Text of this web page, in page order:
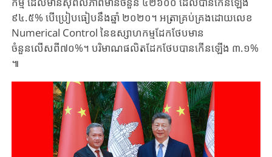
៩៤.៥% បើប្រៀបធៀបនឹងឆ្នាំ ២០២០។ អត្រាគ្រប់គ្រងដោយលេខ
Numerical Control នៃឧស្សាហកម្មដែកថែបមាន
ចំនួនលើសពី៧០%។ បរិមាណផលិតដែកថែបបានកើនឡើង ៣.១%
៕